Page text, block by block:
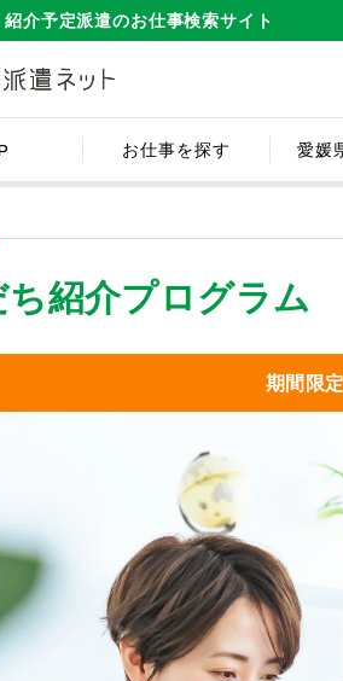
介予定派遣のお仕事検索サイト
お仕事を探す 愛媛
ち紹介プログラム
期間限